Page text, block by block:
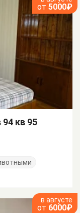
от 5000₽
кв 95
в августе
от 6000₽